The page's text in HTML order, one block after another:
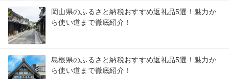
岡山県のふるさと納税おすすめ返礼品5選！魅力か
ら使い道まで徹底紹介！
島根県のふるさと納税おすすめ返礼品5選！魅力か
ら使い道まで徹底紹介！